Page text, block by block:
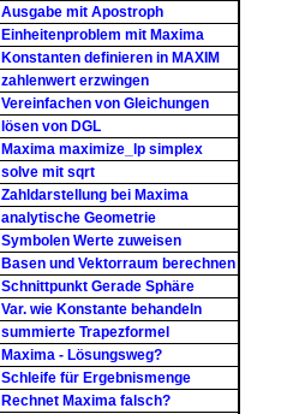
Ausgabe mit Apostroph
Einheitenproblem mit Maxima
Konstanten definieren in MAXIM
zahlenwert erzwingen
Vereinfachen von Gleichungen
lösen von DGL
Maxima maximize_lp simplex
solve mit sqrt
Zahldarstellung bei Maxima
analytische Geometrie
Symbolen Werte zuweisen
Basen und Vektorraum berechnen
Schnittpunkt Gerade Sphäre
Var. wie Konstante behandeln
summierte Trapezformel
Maxima - Lösungsweg?
Schleife für Ergebnismenge
Rechnet Maxima falsch?